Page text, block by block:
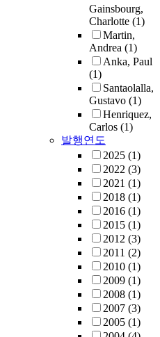
Gainsbourg,
Charlotte (1)
Martin,
Andrea (1)
Anka, Paul
(1)
Santaolalla,
Gustavo (1)
Henriquez,
Carlos (1)
발행연도
2025 (1)
2022 (3)
2021 (1)
2018 (1)
2016 (1)
2015 (1)
2012 (3)
2011 (2)
2010 (1)
2009 (1)
2008 (1)
2007 (3)
2005 (1)